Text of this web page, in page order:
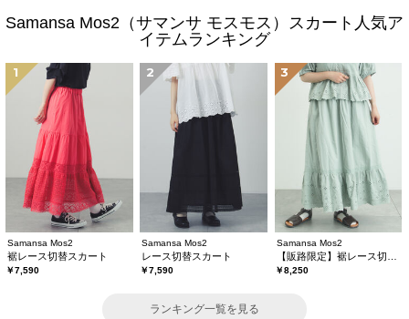
Samansa Mos2（サマンサ モスモス）スカート人気ア
イテムランキング
1
Samansa Mos2
裾レース切替スカート
￥7,590
2
Samansa Mos2
レース切替スカート
￥7,590
3
Samansa Mos2
￥8,250
ランキング一覧を見る